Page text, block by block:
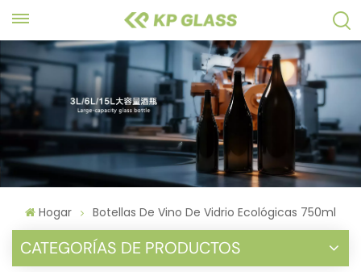
Hogar Botellas De Vino De Vidrio Ecológicas 750ml
CATEGORÍAS DE PRODUCTOS